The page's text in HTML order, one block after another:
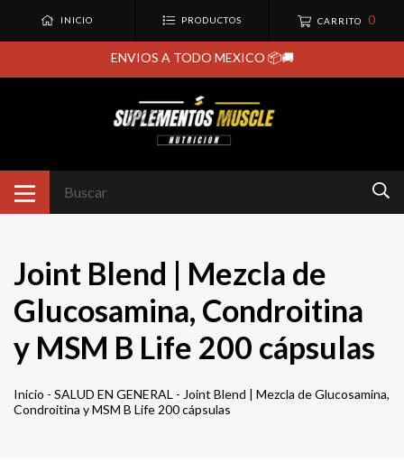
INICIO PRODUCTOS CARRITO 0
ENVIOS A TODO MEXICO 📦🚚
Joint Blend | Mezcla de
Glucosamina, Condroitina
y MSM B Life 200 cápsulas
Inicio - SALUD EN GENERAL - Joint Blend | Mezcla de Glucosamina,
Condroitina y MSM B Life 200 cápsulas